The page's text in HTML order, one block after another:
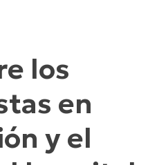
los
en
y el